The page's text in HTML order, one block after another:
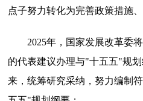
点子努力转化为完善政策措施
2025年，国家发展改革委
的代表建议办理与"十五五"规
来，统筹研究采纳，努力编制